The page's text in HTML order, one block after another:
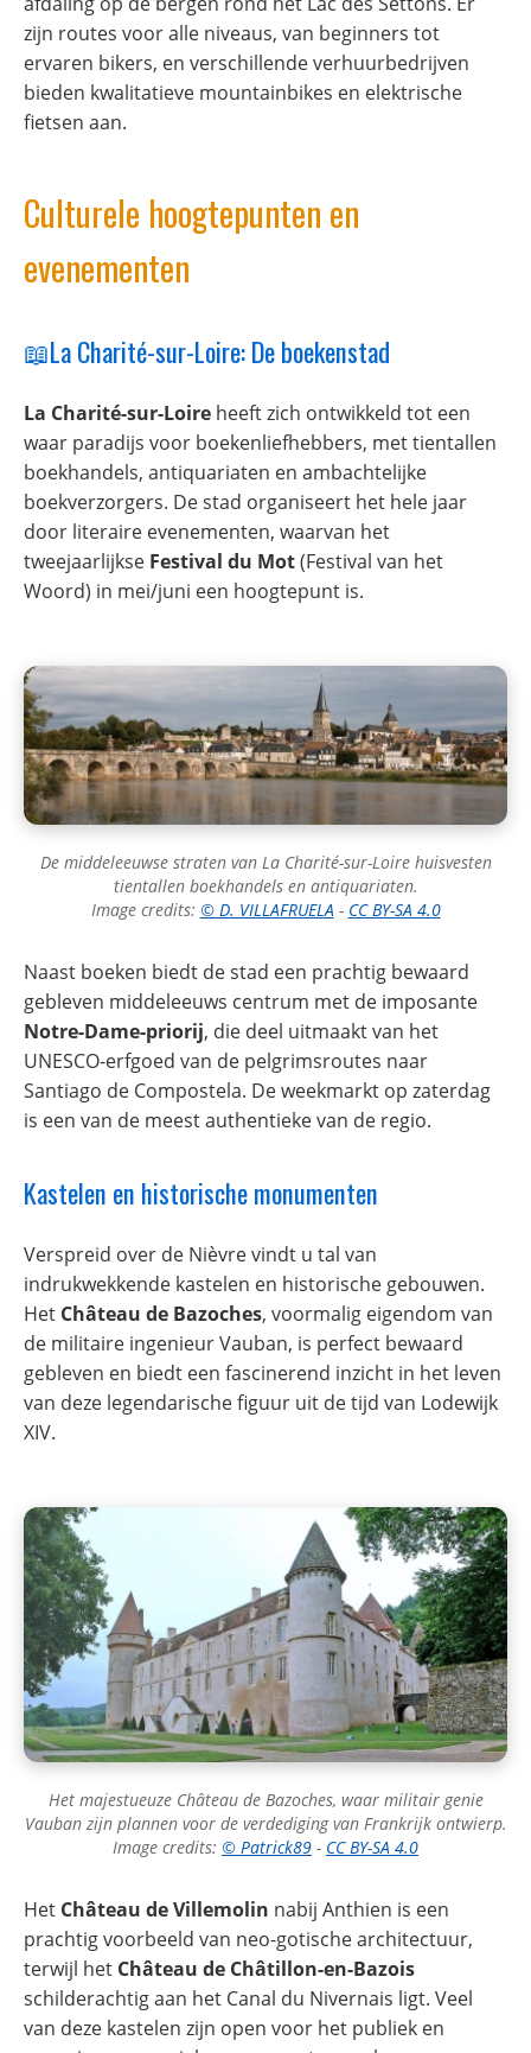
zijn routes voor alle niveaus, van beginners tot
ervaren bikers, en verschillende verhuurbedrijven
bieden kwalitatieve mountainbikes en elektrische
fietsen aan.
Culturele hoogtepunten en
evenementen
📖La Charité-sur-Loire: De boekenstad
La Charité-sur-Loire heeft zich ontwikkeld tot een
waar paradijs voor boekenliefhebbers, met tientallen
boekhandels, antiquariaten en ambachtelijke
boekverzorgers. De stad organiseert het hele jaar
door literaire evenementen, waarvan het
tweejaarlijkse Festival du Mot(Festival van het
Woord) in mei/juni een hoogtepunt is.
De middeleeuwse straten van La Charité-sur-Loire huisvesten
tientallen boekhandels en antiquariaten.
Image credits: © D. VILLAFRUELA - CC BY-SA 4.0
Naast boeken biedt de stad een prachtig bewaard
gebleven middeleeuws centrum met de imposante
Notre-Dame-priorij, die deel uitmaakt van het
UNESCO-erfgoed van de pelgrimsroutes naar
Santiago de Compostela. De weekmarkt op zaterdag
is een van de meest authentieke van de regio.
Kastelen en historische monumenten
Verspreid over de Nièvre vindt u tal van
indrukwekkende kastelen en historische gebouwen.
Het Château de Bazoches, voormalig eigendom van
de militaire ingenieur Vauban, is perfect bewaard
gebleven en biedt een fascinerend inzicht in het leven
van deze legendarische figuur uit de tijd van Lodewijk
XIV.
Het majestueuze Château de Bazoches, waar militair genie
Vauban zijn plannen voor de verdediging van Frankrijk ontwierp.
Image credits: © Patrick89 - CC BY-SA 4.0
Het Château de Villemolin nabij Anthien is een
prachtig voorbeeld van neo-gotische architectuur,
terwijl het Château de Châtillon-en-Bazois
schilderachtig aan het Canal du Nivernais ligt. Veel
van deze kastelen zijn open voor het publiek en